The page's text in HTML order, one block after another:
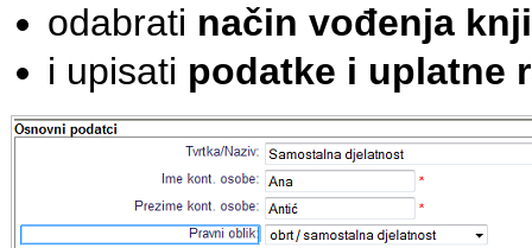
odabrati način vođenja
i upisati podatke i uplatne